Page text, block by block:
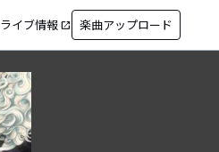
ライブ情報 open_in_new 楽曲アップロード